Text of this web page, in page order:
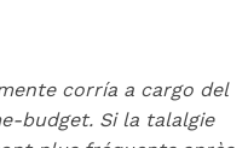
corría a cargo del
budget. Si la talalgie